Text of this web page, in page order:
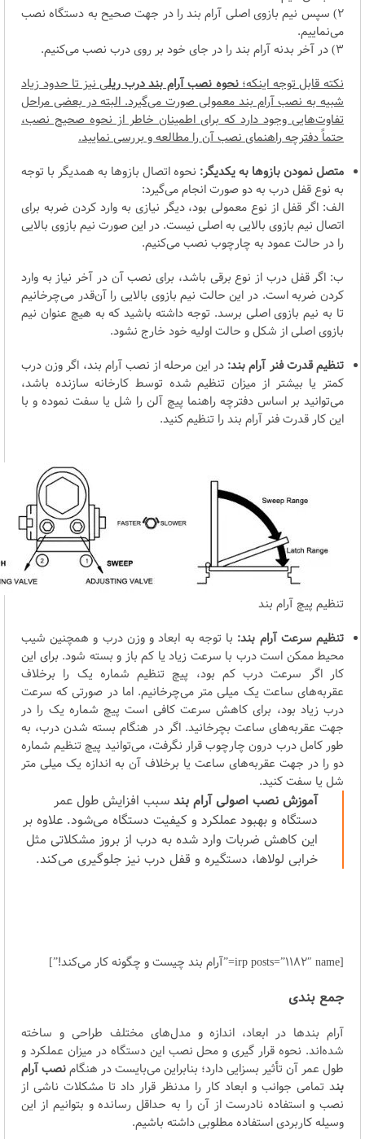
2) سپس نیم بازوی اصلی آرام بند را در جهت صحیح به دستگاه نصب
می‌نماییم.
3) در آخر بدنه آرام بند را در جای خود بر روی درب نصب می‌کنیم.
نکته قابل توجه اینکه؛نحوه نصب آرام بند درب ریلی نیز تا حدود زیاد
شبیه به نصب آرام بند معمولی صورت می‌گیرد. البته در بعضی مراحل
تفاوت‌هایی وجود دارد که برای اطمینان خاطر از نحوه صحیح نصب،
حتماً دفترچه راهنمای نصب آن را مطالعه و بررسی نمایید.
متصل نمودن بازوها به یکدیگر: نحوه اتصال بازوها به همدیگر با توجه
به نوع قفل درب به دو صورت انجام می‌گیرد:
الف: اگر قفل از نوع معمولی بود، دیگر نیازی به وارد کردن ضربه برای
اتصال نیم بازوی بالایی به اصلی نیست. در این صورت نیم بازوی بالایی
را در حالت عمود به چارچوب نصب می‌کنیم.
ب: اگر قفل درب از نوع برقی باشد، برای نصب آن در آخر نیاز به وارد
کردن ضربه است. در این حالت نیم بازوی بالایی را آن‌قدر می‌چرخانیم
تا به نیم بازوی اصلی برسد. توجه داشته باشید که به هیچ عنوان نیم
بازوی اصلی از شکل و حالت اولیه خود خارج نشود.
تنظیم قدرت فنر آرام بند: در این مرحله از نصب آرام بند، اگر وزن درب
کمتر یا بیشتر از میزان تنظیم شده توسط کارخانه سازنده باشد،
می‌توانید بر اساس دفترچه راهنما پیچ آلن را شل یا سفت نموده و با
این کار قدرت فنر آرام بند را تنظیم کنید.
تنظیم پیچ آرام بند
تنظیم سرعت آرام بند: با توجه به ابعاد و وزن درب و همچنین شیب
محیط ممکن است درب با سرعت زیاد یا کم باز و بسته شود. برای این
کار اگر سرعت درب کم بود، پیچ تنظیم شماره یک را برخلاف
عقربه‌های ساعت یک میلی متر می‌چرخانیم. اما در صورتی که سرعت
درب زیاد بود، برای کاهش سرعت کافی است پیچ شماره یک را در
جهت عقربه‌های ساعت بچرخانید. اگر در هنگام بسته شدن درب، به
طور کامل درب درون چارچوب قرار نگرفت، می‌توانید پیچ تنظیم شماره
دو را در جهت عقربه‌های ساعت یا برخلاف آن به اندازه یک میلی متر
شل یا سفت کنید.
آموزش نصب اصولی آرام بندسبب افزایش طول عمر
دستگاه و بهبود عملکرد و کیفیت دستگاه می‌شود. علاوه بر
این کاهش ضربات وارد شده به درب از بروز مشکلاتی مثل
خرابی لولاها، دستگیره و قفل درب نیز جلوگیری می‌کند.
[irp posts=”1182″ name=”آرام بند چیست و چگونه کار می‌کند!”]
جمع بندی
آرام بندها در ابعاد، اندازه و مدل‌های مختلف طراحی و ساخته
شده‌اند. نحوه قرار گیری و محل نصب این دستگاه در میزان عملکرد و
طول عمر آن تأثیر بسزایی دارد؛ بنابراین می‌بایست در هنگامنصب آرام
بند تمامی جوانب و ابعاد کار را مدنظر قرار داد تا مشکلات ناشی از
نصب و استفاده نادرست از آن را به حداقل رسانده و بتوانیم از این
وسیله کاربردی استفاده مطلوبی داشته باشیم.